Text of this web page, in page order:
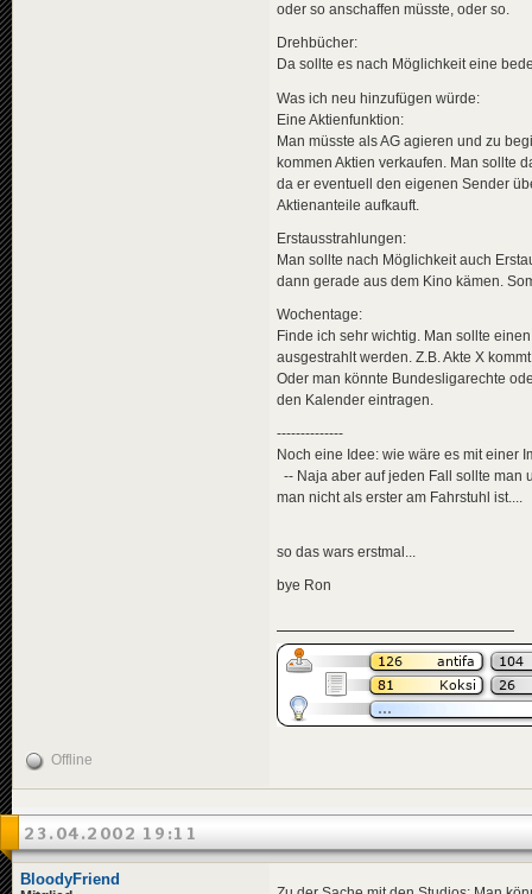
oder so anschaffen müsste, oder so.
Drehbücher:
Da sollte es nach Möglichkeit eine
Was ich neu hinzufügen würde:
Eine Aktienfunktion:
Man müsste als AG agieren und zu
kommen Aktien verkaufen. Man sollte
da er eventuell den eigenen Sender
Aktienanteile aufkauft.
Erstausstrahlungen:
Man sollte nach Möglichkeit auch
dann gerade aus dem Kino kämen.
Wochentage:
Finde ich sehr wichtig. Man sollte
ausgestrahlt werden. Z.B. Akte X
Oder man könnte Bundesligarechte
den Kalender eintragen.
--------------
Noch eine Idee: wie wäre es mit einer
-- Naja aber auf jeden Fall sollte man
man nicht als erster am Fahrstuhl ist....
so das wars erstmal...
bye Ron
Offline
23.04.2002 19:11
BloodyFriend